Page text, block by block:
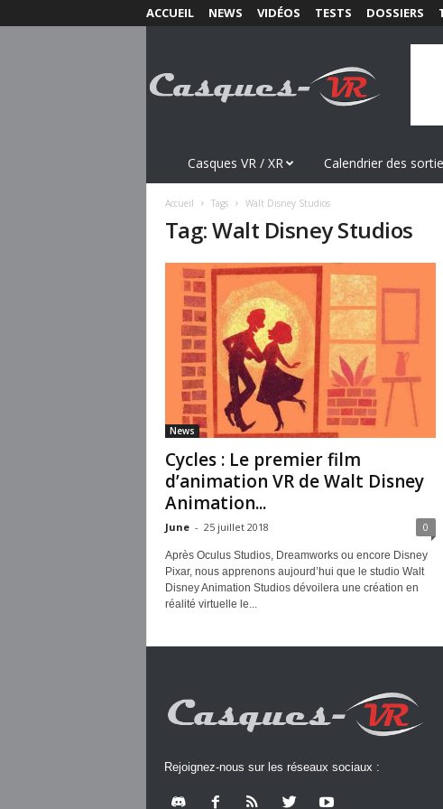
ACCUEIL NEWS VIDÉOS TESTS DOSSIERS
s
Casques VR / XR Calendrier des
Accueil Tags Walt Disney Studios
Tag: Walt Disney Studios
News
Cycles : Le premier film
d’animation VR de Walt Disney
Animation...
June - 25 juillet 2018 0
Après Oculus Studios, Dreamworks ou encore Disney
Pixar, nous apprenons aujourd’hui que le studio Walt
Disney Animation Studios dévoilera une création en
réalité virtuelle le...
Rejoignez-nous sur les réseaux sociaux :